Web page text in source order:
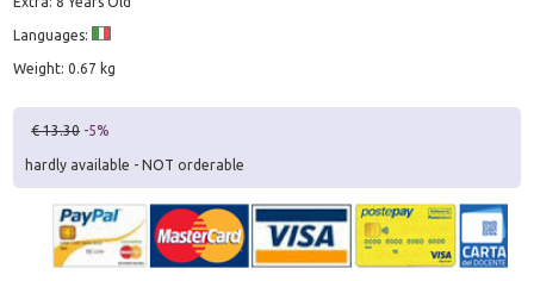
Languages:
Weight: 0.67 kg
€ 13.30 -5%
hardly available - NOT orderable